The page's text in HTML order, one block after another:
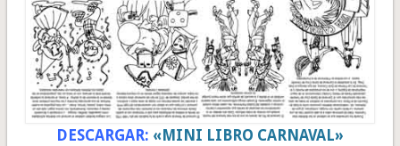
DESCARGAR: «MINI LIBRO CARNAVAL»